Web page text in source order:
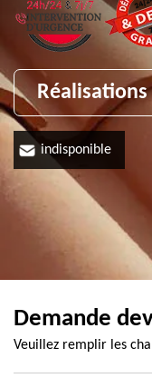
Réalisations
indisponible
Demande
Veuillez remplir les